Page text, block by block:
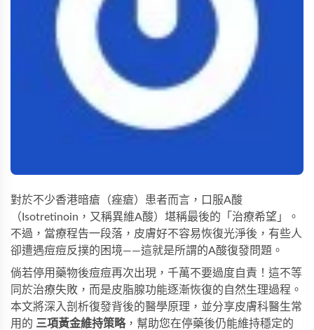
對於不少香港暗瘡（痤瘡）患者而言，口服A酸
（Isotretinoin，又稱異維A酸）堪稱最後的「治療希望」。
不過，當療程告一段落，皮膚好不容易恢復光淨後，有些人
卻遭遇痘痘反撲的困境——這就是所謂的A酸復發問題。
倘若停用藥物後痘痘再次出現，千萬不要過度自責！這不等
同於治療失敗，而是皮脂腺功能逐漸恢復的自然生理過程。
本文將深入剖析復發背後的醫學原理，並分享皮膚科醫生常
用的 三項黃金維持策略，幫助您在停藥後仍能維持穩定的